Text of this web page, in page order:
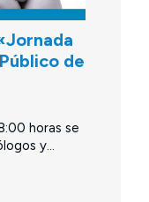
de
horas se
y...